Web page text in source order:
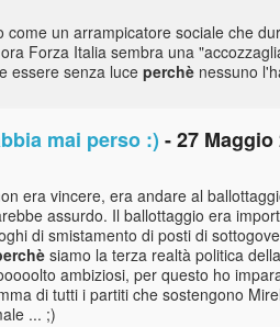
un arrampicatore sociale che
Forza Italia sembra una
essere senza luce perchè nessuno
mai perso :) - 27 Maggio
era vincere, era andare al
assurdo. Il ballottaggio era
di smistamento di posti di
siamo la terza realtà politica
ambiziosi, per questo ho
di tutti i partiti che sostengono
... ;)